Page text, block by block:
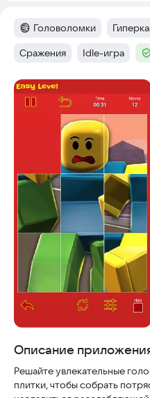
Категория:
Головоломки Тег:
Тег:
Сражения Тег:
Idle-игра Тег
Скриншоты
Описание
Решайте увлекательные
плитки, чтобы собрать